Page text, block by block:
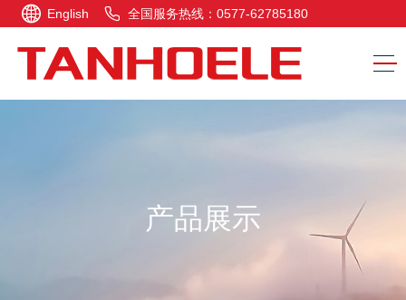
English 全国服务热线：0577-62785180
产品展示